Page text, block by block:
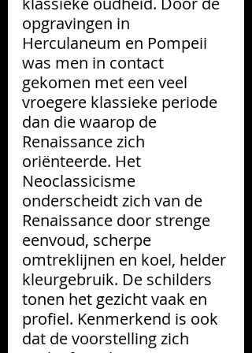
opgravingen in
Herculaneum en Pompeii
was men in contact
gekomen met een veel
vroegere klassieke periode
dan die waarop de
Renaissance zich
oriënteerde. Het
Neoclassicisme
onderscheidt zich van de
Renaissance door strenge
eenvoud, scherpe
omtreklijnen en koel, helder
kleurgebruik. De schilders
tonen het gezicht vaak en
profiel. Kenmerkend is ook
dat de voorstelling zich